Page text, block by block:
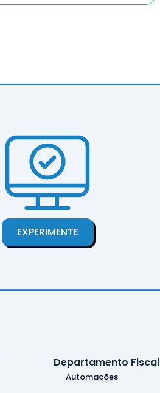
EXPERIMENTE
Departamento Fiscal
Automações